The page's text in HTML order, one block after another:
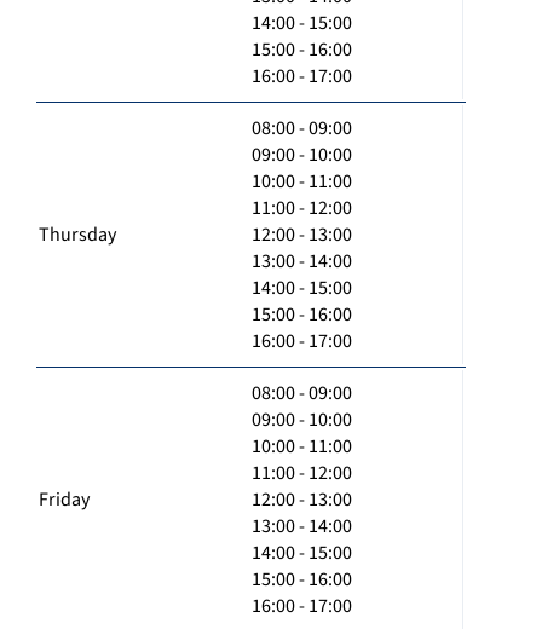
14:00 - 15:00
15:00 - 16:00
16:00 - 17:00
Thursday
08:00 - 09:00
09:00 - 10:00
10:00 - 11:00
11:00 - 12:00
12:00 - 13:00
13:00 - 14:00
14:00 - 15:00
15:00 - 16:00
16:00 - 17:00
Friday
08:00 - 09:00
09:00 - 10:00
10:00 - 11:00
11:00 - 12:00
12:00 - 13:00
13:00 - 14:00
14:00 - 15:00
15:00 - 16:00
16:00 - 17:00